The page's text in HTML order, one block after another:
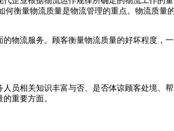
衡量物流质量是物流管理的重点。物流质量
流服务。顾客衡量物流质量的好坏程度，
相关知识丰富与否、是否体谅顾客处境、
重要方面。